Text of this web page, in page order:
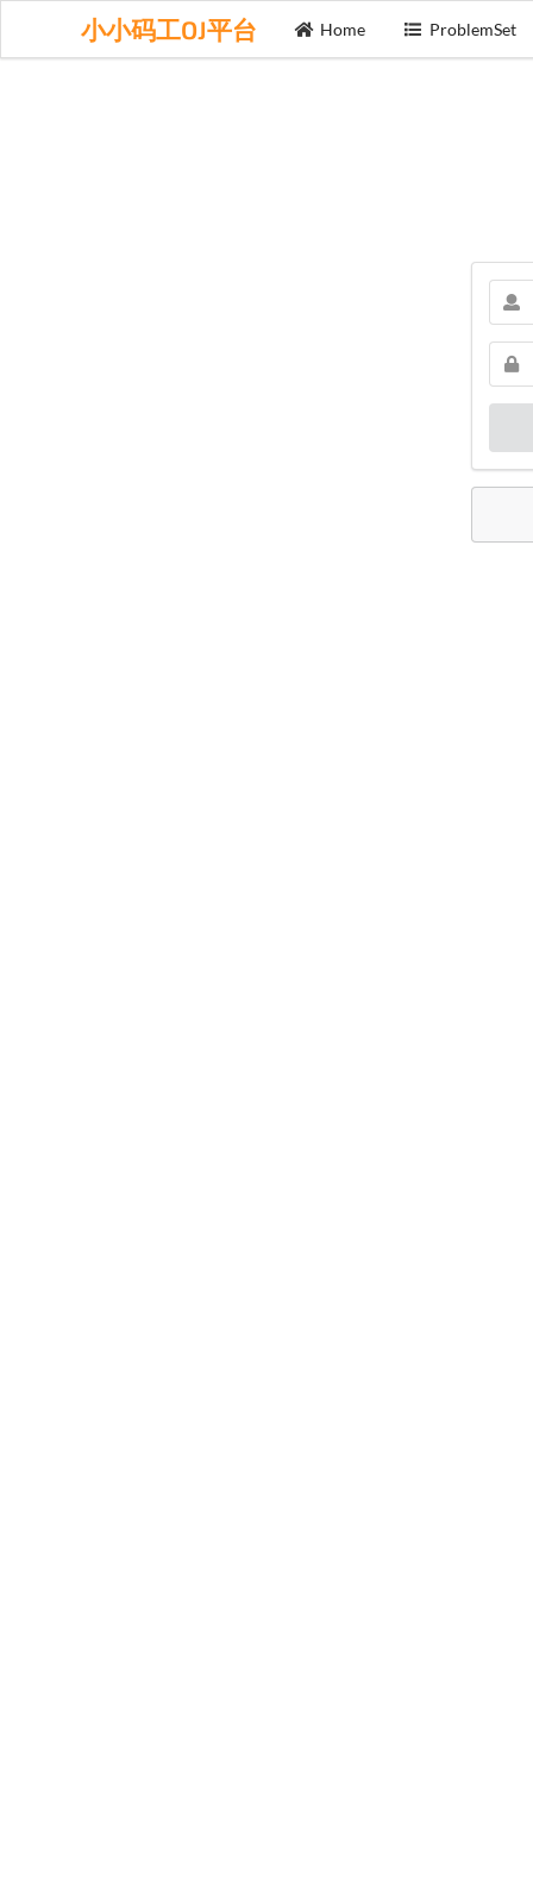
小小码工OJ平台 Home ProblemSet